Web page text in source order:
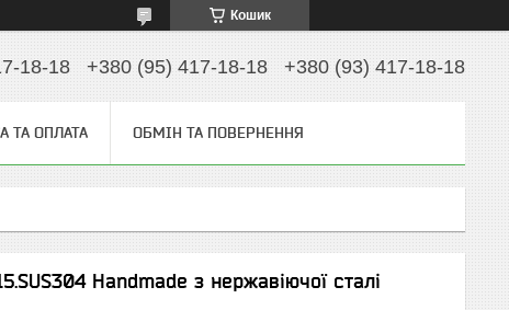
Кошик
18-18 +380 (95) 417-18-18 +380 (93) 417-18-18
ТА ОПЛАТА ОБМІН ТА ПОВЕРНЕННЯ
Handmade з нержавіючої сталі